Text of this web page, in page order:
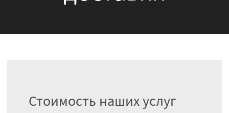
Стоимость наших услуг